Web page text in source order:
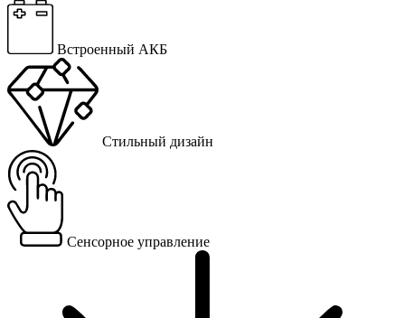
Встроенный АКБ
Стильный дизайн
Сенсорное управление